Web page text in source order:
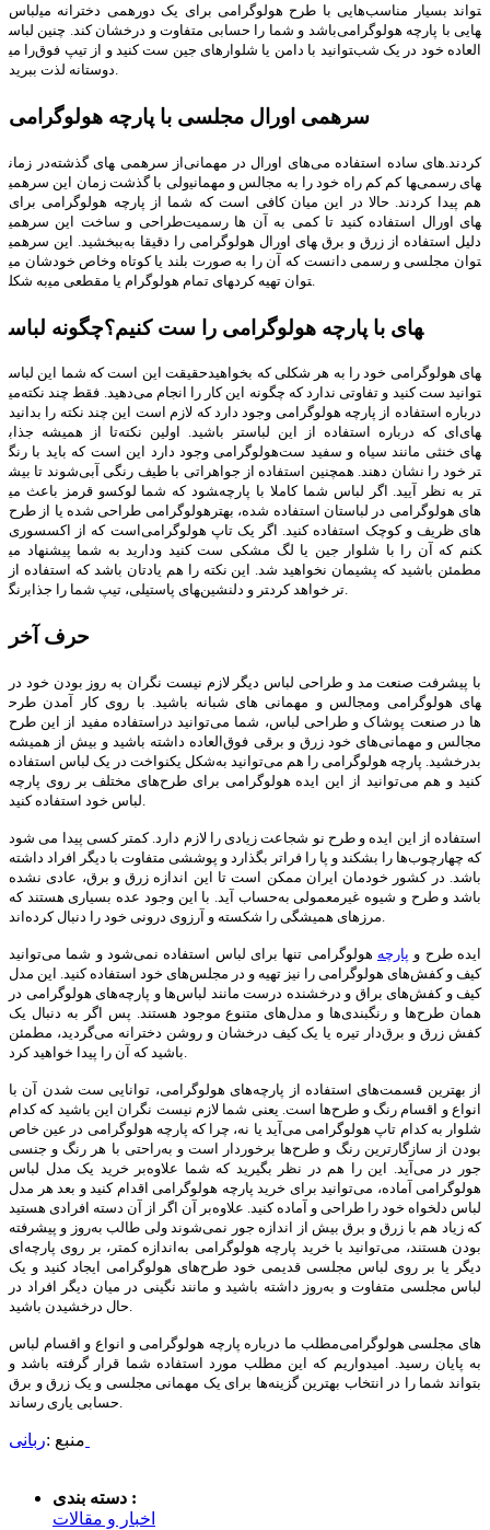
لباس‎‌هایی با طرح هولوگرامی برای یک دورهمی دخترانه می‎تواند بسیار مناسب
باشد و شما را حسابی متفاوت و درخشان کند. چنین لباس‎هایی با پارچه هولوگرامی
را می‎توانید با دامن یا شلوارهای جین ست کنید و از تیپ فوق‌‎العاده خود در یک شب
سرهمی اورال مجلسی با پارچه هولوگرامی
در زمان‎های گذشته‎ از سرهمی‌‎های اورال در مهمانی‎‌های ساده استفاده می‎‌کردند.
ولی با گذشت زمان این سرهمی‎ها کم کم راه خود را به مجالس و مهمانی‎های رسمی
هم پیدا کردند. حالا در این میان کافی است که شما از پارچه هولوگرامی برای
طراحی و ساخت این سرهمی‎های اورال استفاده کنید تا کمی به آن ها رسمیت
ببخشید. این سرهمی‎های اورال هولوگرامی را دقیقا به ‎دلیل استفاده از زرق و برق
خاص خودشان می‎توان مجلسی و رسمی دانست که آن را به صورت بلند یا کوتاه و
چگونه لباس‎های با پارچه هولوگرامی را ست کنیم؟
حقیقت این است که شما این لباس‎های هولوگرامی خود را به هر شکلی که بخواهید
می‎توانید ست کنید و تفاوتی ندارد که چگونه این کار را انجام می‌دهید. فقط چند نکته
درباره استفاده از پارچه هولوگرامی وجود دارد که لازم است این چند نکته را بدانید
تا از همیشه جذاب‎تر باشید. اولین نکته‎‌ای که درباره استفاده از این لباس‎های
هولوگرامی وجود دارد این است که باید با رنگ‎های خنثی مانند سیاه و سفید ست
شوند تا بیش‎تر خود را نشان دهند. همچنین استفاده از جواهراتی با طیف رنگی آبی
و قرمز باعث می‎شود که شما لوکس‎تر به نظر آیید. اگر لباس شما کاملا با پارچه
هولوگرامی طراحی شده یا از طرح‎‌های هولوگرامی در لباستان استفاده شده، بهتر
است که از اکسسوری‌‎های ظریف و کوچک استفاده کنید. اگر یک تاپ هولوگرامی
دارید به شما پیشنهاد می‎کنم که آن را با شلوار جین یا لگ مشکی ست کنید و
مطمئن باشید که پشیمان نخواهید شد. این نکته را هم یادتان باشد که استفاده از
رنگ‎های پاستیلی، تیپ شما را جذاب‎تر و دلنشین‎‌تر خواهد کرد.
حرف آخر
با پیشرفت صنعت مد و طراحی لباس دیگر لازم نیست نگران به روز بودن خود در
مجالس و مهمانی های شبانه باشید. با روی کار آمدن طرح‎های هولوگرامی و
استفاده مفید از این طرح‎‌ها در صنعت پوشاک و طراحی لباس، شما می‌توانید در
مجالس و مهمانی‌های خود زرق و برقی فوق‌العاده داشته باشید و بیش از همیشه
بدرخشید. پارچه هولوگرامی را هم می‌توانید به‌شکل یکنواخت در یک لباس استفاده
کنید و هم می‌توانید از این ایده هولوگرامی برای طرح‌های مختلف بر روی پارچه
لباس خود استفاده کنید.
استفاده از این ایده و طرح نو شجاعت زیادی را لازم دارد. کمتر کسی پیدا می شود
که چهارچوب‌ها را بشکند و پا را فراتر بگذارد و پوششی متفاوت با دیگر افراد داشته
باشد. در کشور خودمان ایران ممکن است تا این اندازه زرق و برق، عادی نشده
باشد و طرح و شیوه غیرمعمولی به‌حساب آید. با این وجود عده بسیاری هستند که
مرزهای همیشگی را شکسته و آرزوی درونی خود را دنبال کرده‌اند.
ایده طرح و پارچه هولوگرامی تنها برای لباس‌ استفاده نمی‌شود و شما می‌توانید
کیف و کفش‌های هولوگرامی را نیز تهیه و در مجلس‌های خود استفاده کنید. این مدل
کیف و کفش‌های براق و درخشنده درست مانند لباس‌ها و پارچه‌های هولوگرامی در
همان طرح‌ها و رنگبندی‌ها و مدل‌های متنوع موجود هستند. پس اگر به‌ دنبال یک
کفش زرق و برق‌دار تیره یا یک کیف درخشان و روشن دخترانه می‌گردید، مطمئن
باشید که آن را پیدا خواهید کرد.
از بهترین قسمت‌های استفاده از پارچه‌های هولوگرامی، توانایی ست شدن آن با
انواع و اقسام رنگ و طرح‌ها است. یعنی شما لازم نیست نگران این باشید که کدام
شلوار به کدام تاپ هولوگرامی می‌آید یا نه، چرا که پارچه هولوگرامی در عین خاص
بودن از سازگارترین رنگ و طرح‌ها برخوردار است و به‌راحتی با هر رنگ و جنسی
جور در می‌آید. این را هم در نظر بگیرید که شما علاوه‌بر خرید یک مدل لباس
هولوگرامی آماده، می‌توانید برای خرید پارچه هولوگرامی اقدام کنید و بعد هر مدل
لباس دلخواه خود را طراحی و آماده کنید. علاوه‌بر آن اگر از آن دسته افرادی هستید
که زیاد هم با زرق و برق بیش از اندازه جور نمی‌شوند ولی طالب به‌روز و پیشرفته
بودن هستند، می‌توانید با خرید پارچه هولوگرامی به‌اندازه کمتر، بر روی پارچه‌ای
دیگر یا بر روی لباس مجلسی قدیمی خود طرح‌های هولوگرامی ایجاد کنید و یک
لباس مجلسی متفاوت و به‌روز داشته باشید و مانند نگینی در میان دیگر افراد در
حال درخشیدن باشید.
مطلب ما درباره پارچه هولوگرامی و انواع و اقسام لباس‎‌های مجلسی هولوگرامی
به پایان رسید. امیدواریم که این مطلب مورد استفاده شما قرار گرفته باشد و
بتواند شما را در انتخاب بهترین گزینه‌ها برای یک مهمانی مجلسی و یک زرق و برق
حسابی یاری رساند.
منبع :
دسته بندی :
اخبار و مقالات